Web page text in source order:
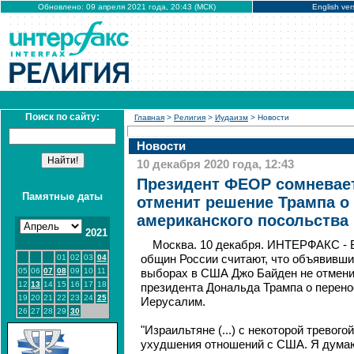
Обновлено: 09 апреля 2021 года, 20:43 (МСК) English
Поиск по сайту:
Памятные даты
2021
01 02 03 04
05 06 07 08 09 10
11
12 13 14 15 16 17
18
19 20 21 22 23 24 25
26 27 28 29 30
Главная > Религия > Иудаизм > Новости
Новости
10 декабря 2020 года, 12:43
Президент ФЕОР
отменит решение Трампа о
американского
Москва. 10 декабря. ИНТЕРФАКС -
общин России считают, что
выборах в США Джо Байден не
президента Дональда Трампа о
Иерусалим.
"Израильтяне (...) с некоторой
ухудшения отношений с США. Я